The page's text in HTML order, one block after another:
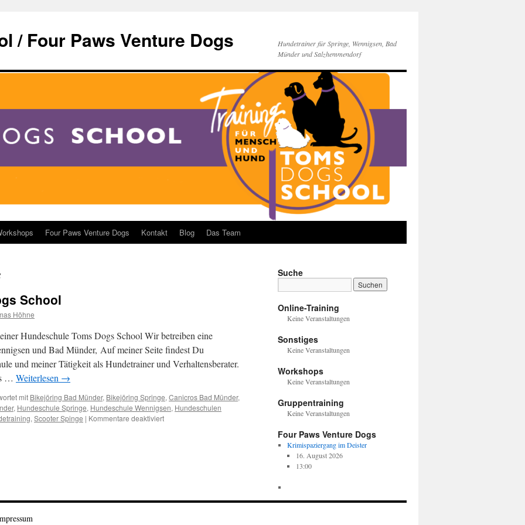
/ Four Paws Venture Dogs
Hundetrainer für Springe, Wennigsen, Bad
Münder und Salzhemmendorf
Four Paws Venture Dogs Kontakt Blog Das Team
School
Höhne
Hundeschule Toms Dogs School Wir betreiben eine
und Bad Münder, Auf meiner Seite findest Du
und meiner Tätigkeit als Hundetrainer und Verhaltensberater.
… Weiterlesen →
mit Bikejöring Bad Münder, Bikejöring Springe, Canicros Bad Münder,
, Hundeschule Springe, Hundeschule Wennigsen, Hundeschulen
, Scooter Spinge | Kommentare deaktiviertfür
Suche
Online-Training
Keine Veranstaltungen
Sonstiges
Keine Veranstaltungen
Workshops
Keine Veranstaltungen
Gruppentraining
Keine Veranstaltungen
Four Paws Venture Dogs
Krimispaziergang im Deister
16. August 2026
13:00